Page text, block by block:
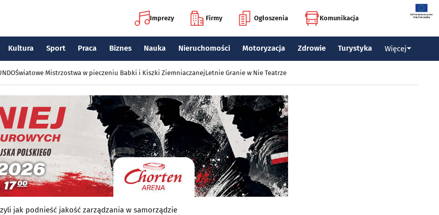
Imprezy Firmy Ogłoszenia Komunikacja
Kultura Sport Praca Biznes Nauka Nieruchomości Motoryzacja Zdrowie Turystyka Więcej
Światowe Mistrzostwa w pieczeniu Babki i Kiszki ZiemniaczanejLetnie Granie w Nie Teatrze
jak podnieść jakość zarządzania w samorządzie